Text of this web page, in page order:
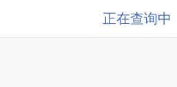
正在查询中